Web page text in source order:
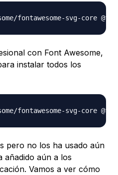
con Font Awesome,
instalar todos los
pero no los ha usado aún
añadido aún a los
Vamos a ver cómo